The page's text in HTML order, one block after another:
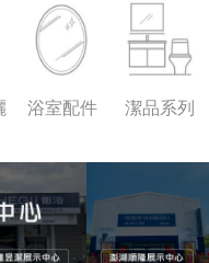
浴室配件 潔品系列